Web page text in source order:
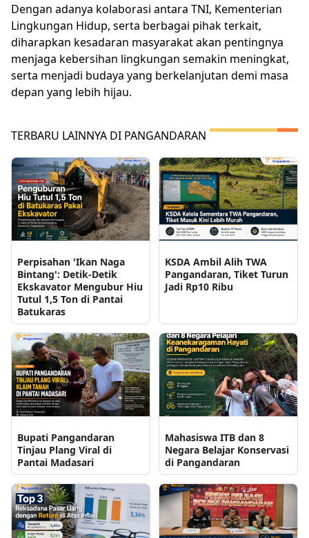
Dengan adanya kolaborasi antara TNI, Kementerian
Lingkungan Hidup, serta berbagai pihak terkait,
diharapkan kesadaran masyarakat akan pentingnya
menjaga kebersihan lingkungan semakin meningkat,
serta menjadi budaya yang berkelanjutan demi masa
depan yang lebih hijau.
TERBARU LAINNYA DI PANGANDARAN
Perpisahan 'Ikan Naga
Bintang': Detik-Detik
Ekskavator Mengubur Hiu
Tutul 1,5 Ton di Pantai
Batukaras
KSDA Ambil Alih TWA
Pangandaran, Tiket Turun
Jadi Rp10 Ribu
Bupati Pangandaran
Tinjau Plang Viral di
Pantai Madasari
Mahasiswa ITB dan 8
Negara Belajar Konservasi
di Pangandaran